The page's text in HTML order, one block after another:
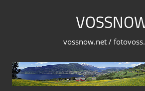
vossnow.net /